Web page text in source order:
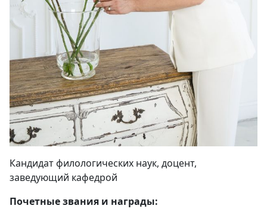
Кандидат филологических наук, доцент,
заведующий кафедрой
Почетные звания и награды: